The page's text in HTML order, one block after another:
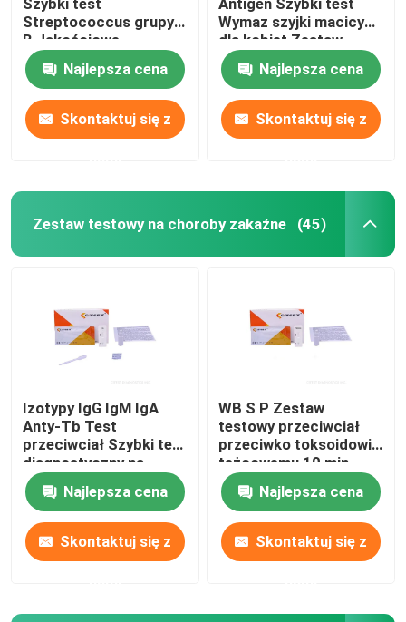
Streptococcus grupy
B Jakościowe
Wykrywanie
Przypuszczalne
Najlepsza cena
Skontaktuj się z
Wymaz szyjki macicy
dla kobiet Zestaw
testowy dla kobiet
Najlepsza cena
Skontaktuj się z
Zestaw testowy na choroby zakaźne (45)
Izotypy IgG IgM IgA
Anty-Tb Test
przeciwciał Szybki test
diagnostyczny na
gruźlicę
Najlepsza cena
Skontaktuj się z
WB S P Zestaw
testowy przeciwciał
przeciwko toksoidowi
tężcowemu 10 min
Zestaw testowy do
chorób zakaźnych
Najlepsza cena
Skontaktuj się z